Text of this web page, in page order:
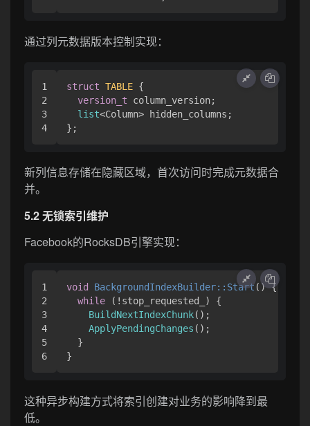
通过列元数据版本控制实现：
1
2
3
struct TABLE {
version_t column_version;
list<Column> hidden_columns;
新列信息存储在隐藏区域，首次访问时完成元数据合
并。
5.2 无锁索引维护
Facebook的RocksDB引擎实现：
1
2
3
4
5
void BackgroundIndexBuilder::Start() {
while (!stop_requested_) {
BuildNextIndexChunk();
ApplyPendingChanges ();
  }
这种异步构建方式将索引创建对业务的影响降到最
低。